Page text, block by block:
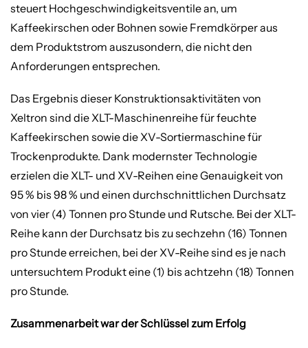
steuert Hochgeschwindigkeitsventile an, um
Kaffeekirschen oder Bohnen sowie Fremdkörper aus
dem Produktstrom auszusondern, die nicht den
Anforderungen entsprechen.
Das Ergebnis dieser Konstruktionsaktivitäten von
Xeltron sind die XLT-Maschinenreihe für feuchte
Kaffeekirschen sowie die XV-Sortiermaschine für
Trockenprodukte. Dank modernster Technologie
erzielen die XLT- und XV-Reihen eine Genauigkeit von
95 % bis 98 % und einen durchschnittlichen Durchsatz
von vier (4) Tonnen pro Stunde und Rutsche. Bei der XLT-
Reihe kann der Durchsatz bis zu sechzehn (16) Tonnen
pro Stunde erreichen, bei der XV-Reihe sind es je nach
untersuchtem Produkt eine (1) bis achtzehn (18) Tonnen
pro Stunde.
Zusammenarbeit war der Schlüssel zum Erfolg